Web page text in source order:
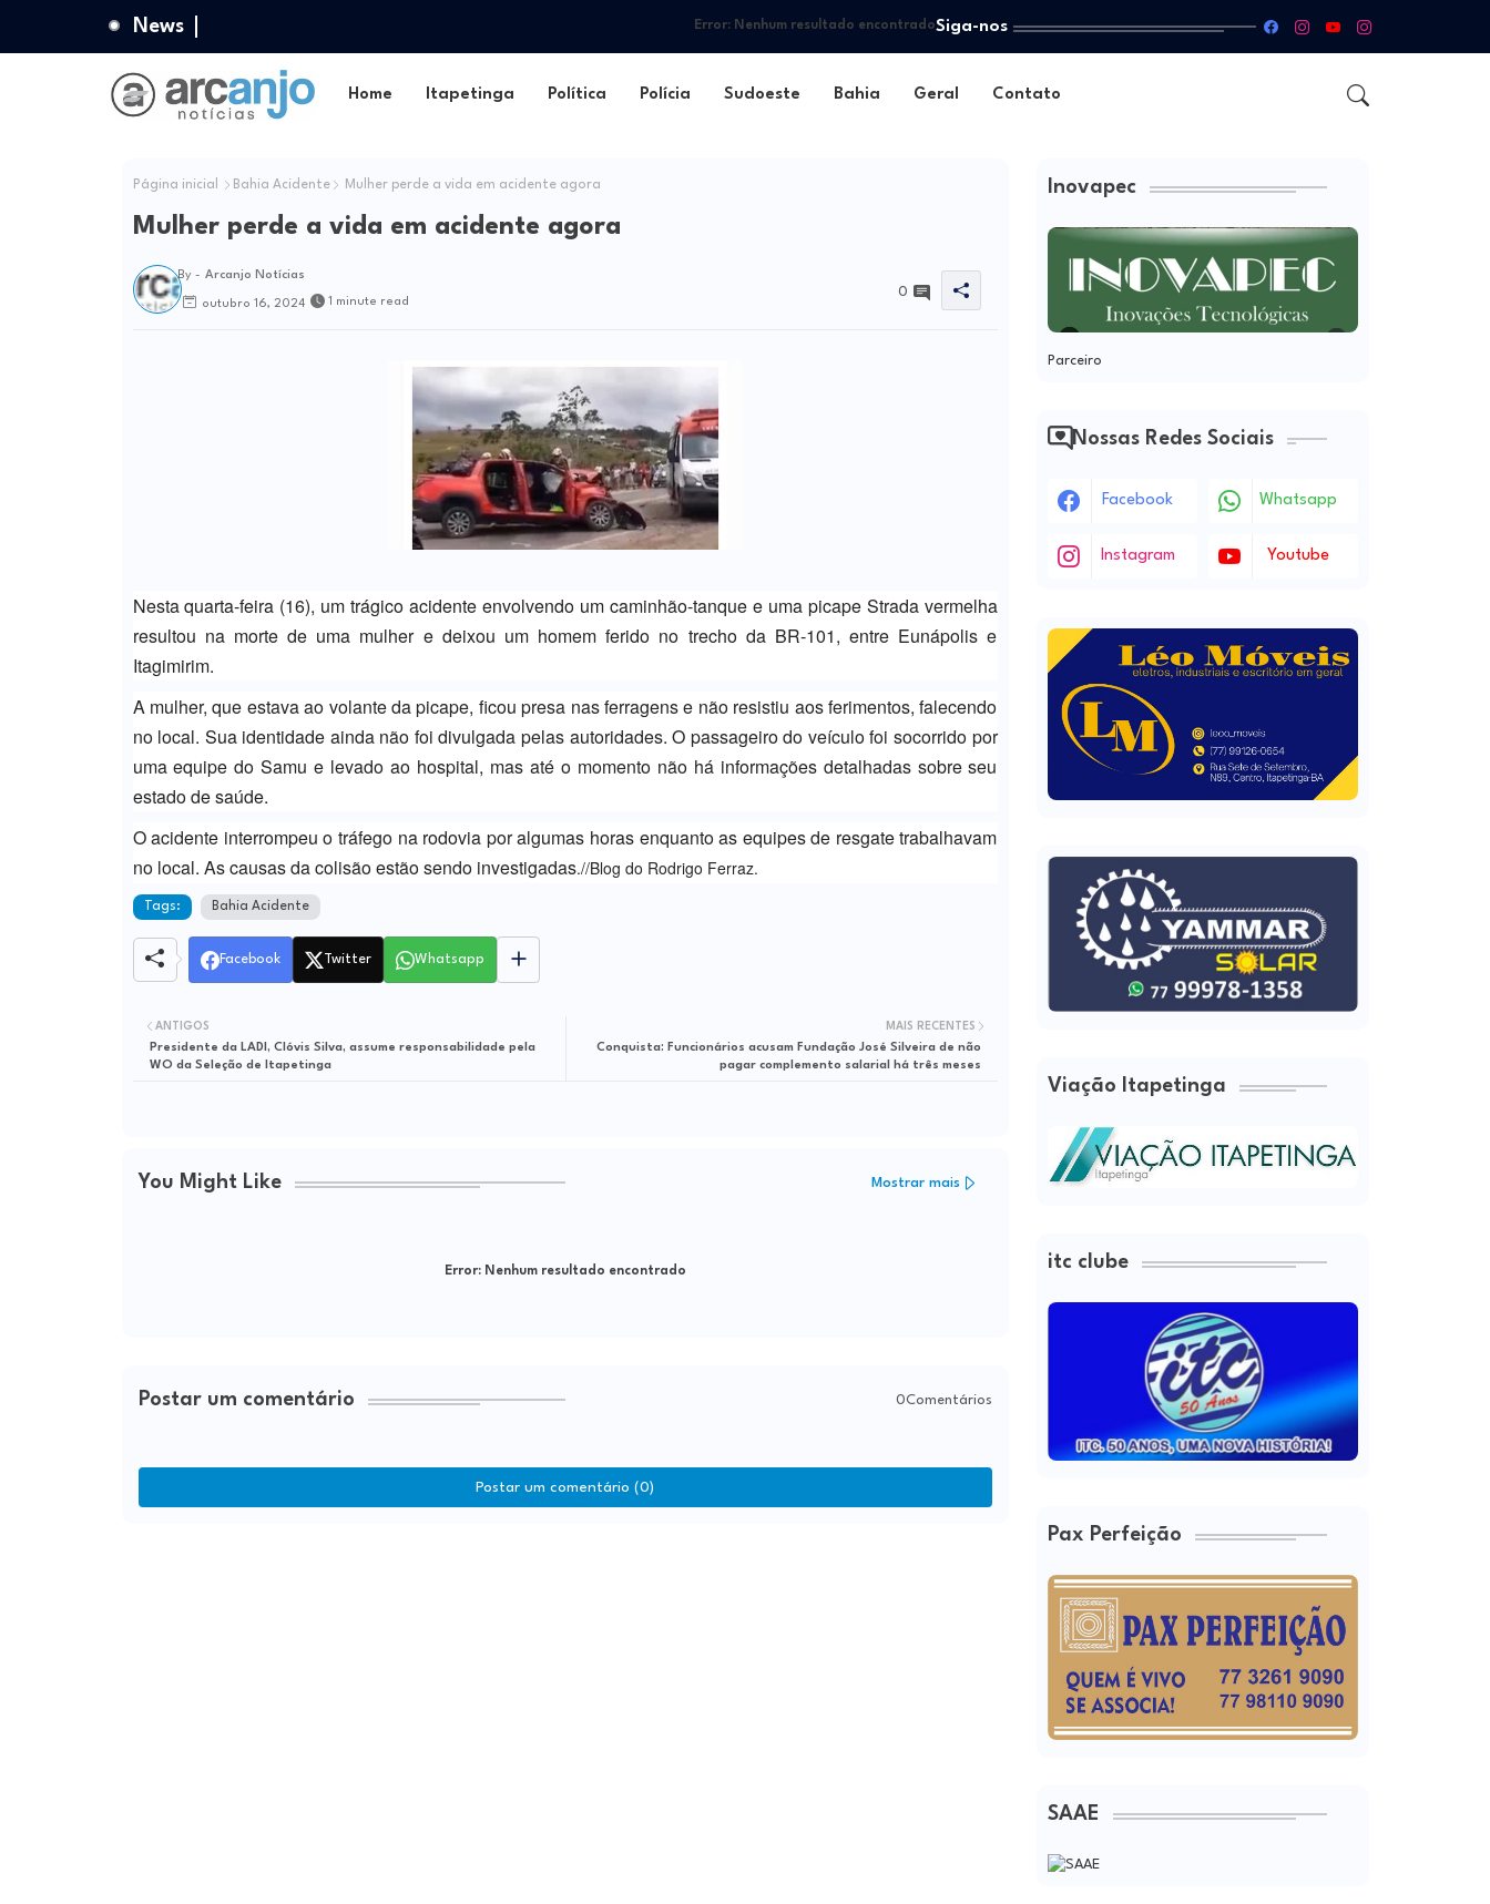
News Error:Nenhum resultado encontradoSiga-nos
Home Itapetinga Política Polícia Sudoeste Bahia Geral Contato
Página inicial Bahia Acidente Mulher perde a vida em acidente agora
Mulher perde a vida em acidente agora
By - Arcanjo Notícias
outubro 16, 2024 1 minute read
0
Nesta quarta-feira (16), um trágico acidente envolvendo um caminhão-tanque e uma picape Strada vermelha
resultou na morte de uma mulher e deixou um homem ferido no trecho da BR-101, entre Eunápolis e
Itagimirim.
A mulher, que estava ao volante da picape, ficou presa nas ferragens e não resistiu aos ferimentos, falecendo
no local. Sua identidade ainda não foi divulgada pelas autoridades. O passageiro do veículo foi socorrido por
uma equipe do Samu e levado ao hospital, mas até o momento não há informações detalhadas sobre seu
estado de saúde.
O acidente interrompeu o tráfego na rodovia por algumas horas enquanto as equipes de resgate trabalhavam
no local. As causas da colisão estão sendo investigadas.//Blog do Rodrigo Ferraz.
Tags: Bahia Acidente
Facebook Twitter Whatsapp
MAIS RECENTES
Conquista: Funcionários acusam Fundação José Silveira de não
pagar complemento salarial há três meses
ANTIGOS
Presidente da LADI, Clóvis Silva, assume responsabilidade pela
WO da Seleção de Itapetinga
You Might Like Mostrar mais
Error:Nenhum resultado encontrado
Postar um comentário 0Comentários
Postar um comentário (0)
Inovapec
Parceiro
Nossas Redes Sociais
Facebook Whatsapp
Instagram Youtube
Viação Itapetinga
itc clube
Pax Perfeição
SAAE